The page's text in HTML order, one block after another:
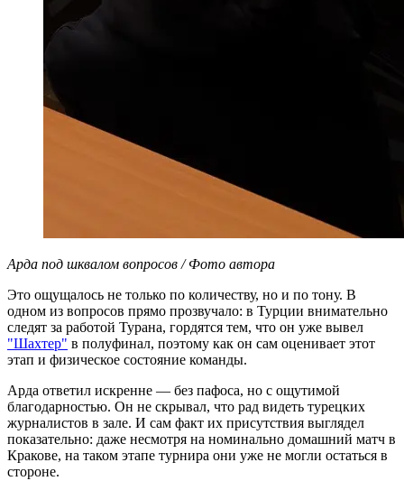
Арда под шквалом вопросов / Фото автора
Это ощущалось не только по количеству, но и по тону. В
одном из вопросов прямо прозвучало: в Турции внимательно
следят за работой Турана, гордятся тем, что он уже вывел
"Шахтер" в полуфинал, поэтому как он сам оценивает этот
этап и физическое состояние команды.
Арда ответил искренне — без пафоса, но с ощутимой
благодарностью. Он не скрывал, что рад видеть турецких
журналистов в зале. И сам факт их присутствия выглядел
показательно: даже несмотря на номинально домашний матч в
Кракове, на таком этапе турнира они уже не могли остаться в
стороне.